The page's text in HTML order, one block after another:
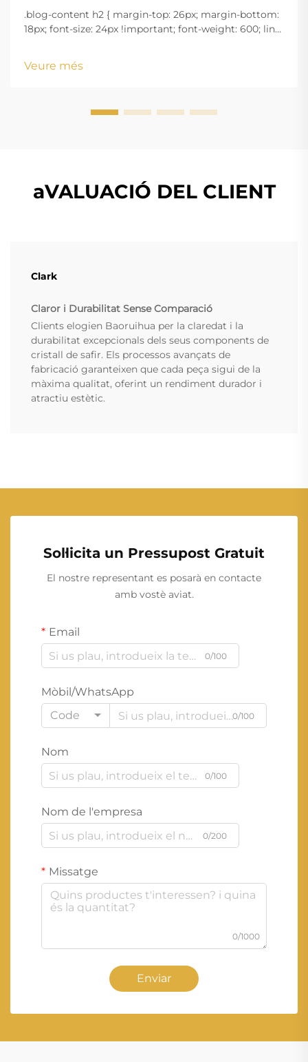
.blog-content h2 { margin-top: 26px; margin-bottom:
18px; font-size: 24px !important; font-weight: 600; line-
w...
Veure més
aVALUACIÓ DEL CLIENT
Clark
Claror i Durabilitat Sense Comparació
Clients elogien Baoruihua per la claredat i la
durabilitat excepcionals dels seus components de
cristall de safir. Els processos avançats de
fabricació garanteixen que cada peça sigui de la
màxima qualitat, oferint un rendiment durador i
atractiu estètic.
Sol·licita un Pressupost Gratuit
El nostre representant es posarà en contacte
amb vostè aviat.
Email
0/100
Mòbil/WhatsApp
Code
0/100
Nom
0/100
Nom de l'empresa
0/200
Missatge
0/1000
Enviar